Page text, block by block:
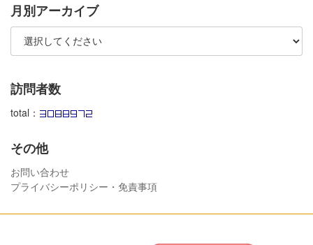
月別アーカイブ
訪問者数
total：
その他
お問い合わせ
プライバシーポリシー・免責事項